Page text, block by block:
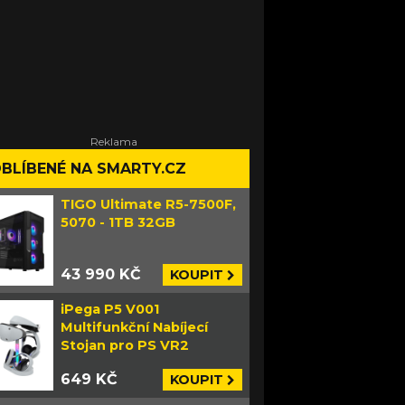
NA SMARTY.CZ
TIGO Ultimate R5-7500F,
5070 - 1TB 32GB
43 990 KČ KOUPIT
iPega P5 V001
Multifunkční Nabíjecí
Stojan pro PS VR2
649 KČ KOUPIT